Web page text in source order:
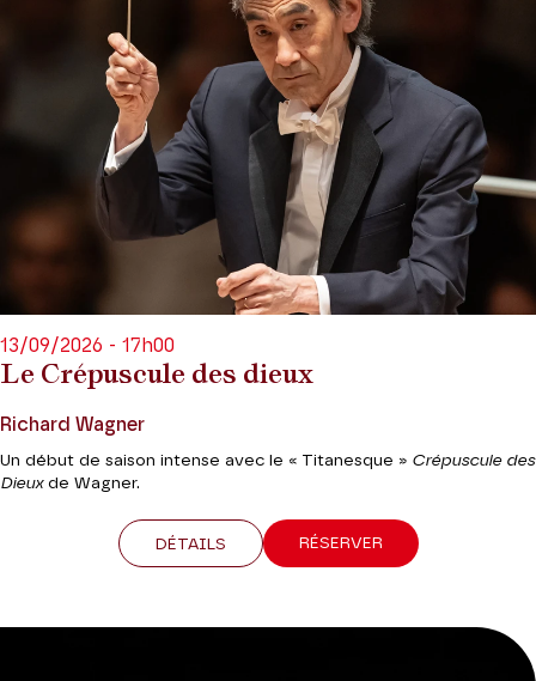
Le Crépuscule des dieux
13/09/2026 - 17h00
Richard Wagner
Un début de saison intense avec le « Titanesque » Crépuscule des
Dieux de Wagner.
DÉTAILS RÉSERVER